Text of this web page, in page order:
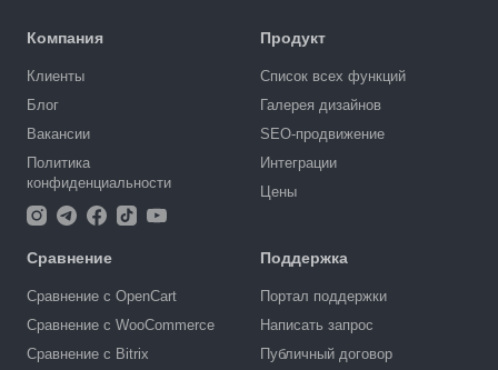
Компания
Клиенты
Блог
Вакансии
Политика
конфиденциальности
Продукт
Список всех функций
Галерея дизайнов
SEO-продвижение
Интеграции
Цены
Сравнение
Сравнение с OpenCart
Сравнение с WooCommerce
Сравнение с Bitrix
Поддержка
Портал поддержки
Написать запрос
Публичный договор